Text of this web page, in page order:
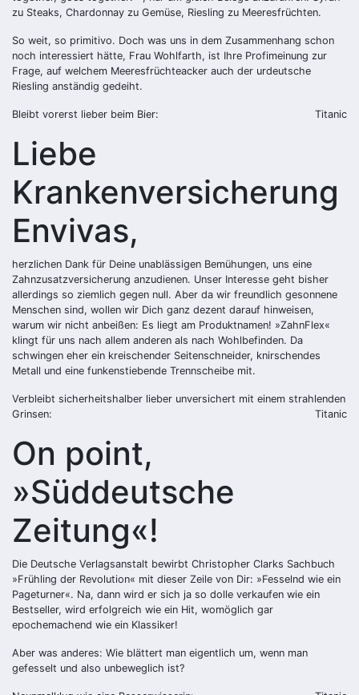
zu Steaks, Chardonnay zu Gemüse, Riesling zu Meeresfrüchten.
So weit, so primitivo. Doch was uns in dem Zusammenhang schon
noch interessiert hätte, Frau Wohlfarth, ist Ihre Profimeinung zur
Frage, auf welchem Meeresfrüchteacker auch der urdeutsche
Riesling anständig gedeiht.
Bleibt vorerst lieber beim Bier: Titanic
Liebe
Krankenversicherung
Envivas,
herzlichen Dank für Deine unablässigen Bemühungen, uns eine
Zahnzusatzversicherung anzudienen. Unser Interesse geht bisher
allerdings so ziemlich gegen null. Aber da wir freundlich gesonnene
Menschen sind, wollen wir Dich ganz dezent darauf hinweisen,
warum wir nicht anbeißen: Es liegt am Produktnamen! »ZahnFlex«
klingt für uns nach allem anderen als nach Wohlbefinden. Da
schwingen eher ein kreischender Seitenschneider, knirschendes
Metall und eine funkenstiebende Trennscheibe mit.
Verbleibt sicherheitshalber lieber unversichert mit einem strahlenden
Grinsen:
Titanic
On point,
»Süddeutsche
Zeitung«!
Die Deutsche Verlagsanstalt bewirbt Christopher Clarks Sachbuch
»Frühling der Revolution« mit dieser Zeile von Dir: »Fesselnd wie ein
Pageturner«. Na, dann wird er sich ja so dolle verkaufen wie ein
Bestseller, wird erfolgreich wie ein Hit, womöglich gar
epochemachend wie ein Klassiker!
Aber was anderes: Wie blättert man eigentlich um, wenn man
gefesselt und also unbeweglich ist?